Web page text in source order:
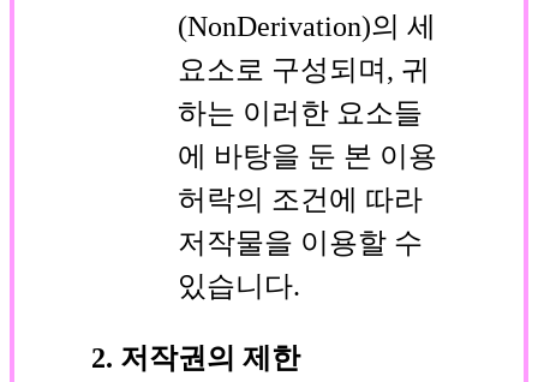
(NonDerivation)의 세
요소로 구성되며, 귀
하는 이러한 요소들
에 바탕을 둔 본 이용
허락의 조건에 따라
저작물을 이용할 수
있습니다.
2. 저작권의 제한